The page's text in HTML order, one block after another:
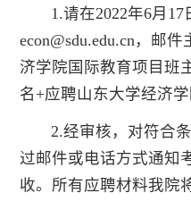
1.请在2022年6月
econ@sdu.edu.cn，邮
济学院国际教育项目班
名+应聘山东大学经济学
2.经审核，对符合
过邮件或电话方式通知
收。所有应聘材料我院